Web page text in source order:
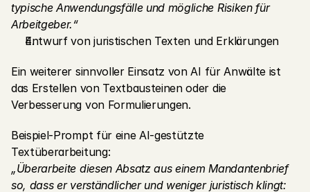
typische Anwendungsfälle und mögliche Risiken für
Arbeitgeber.“
Entwurf von juristischen Texten und Erklärungen
Ein weiterer sinnvoller Einsatz von AI für Anwälte ist
das Erstellen von Textbausteinen oder die
Verbesserung von Formulierungen.
Beispiel-Prompt für eine AI-gestützte
Textüberarbeitung:
„Überarbeite diesen Absatz aus einem Mandantenbrief
so, dass er verständlicher und weniger juristisch klingt: